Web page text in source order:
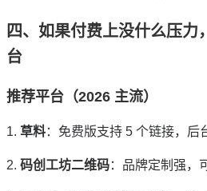
四、 如果付费上没什么压力
台
推荐平台（2026 主流）
1. 草料：免费版支持 5 个链接，后
2. 码创工坊二维码：品牌定制强，